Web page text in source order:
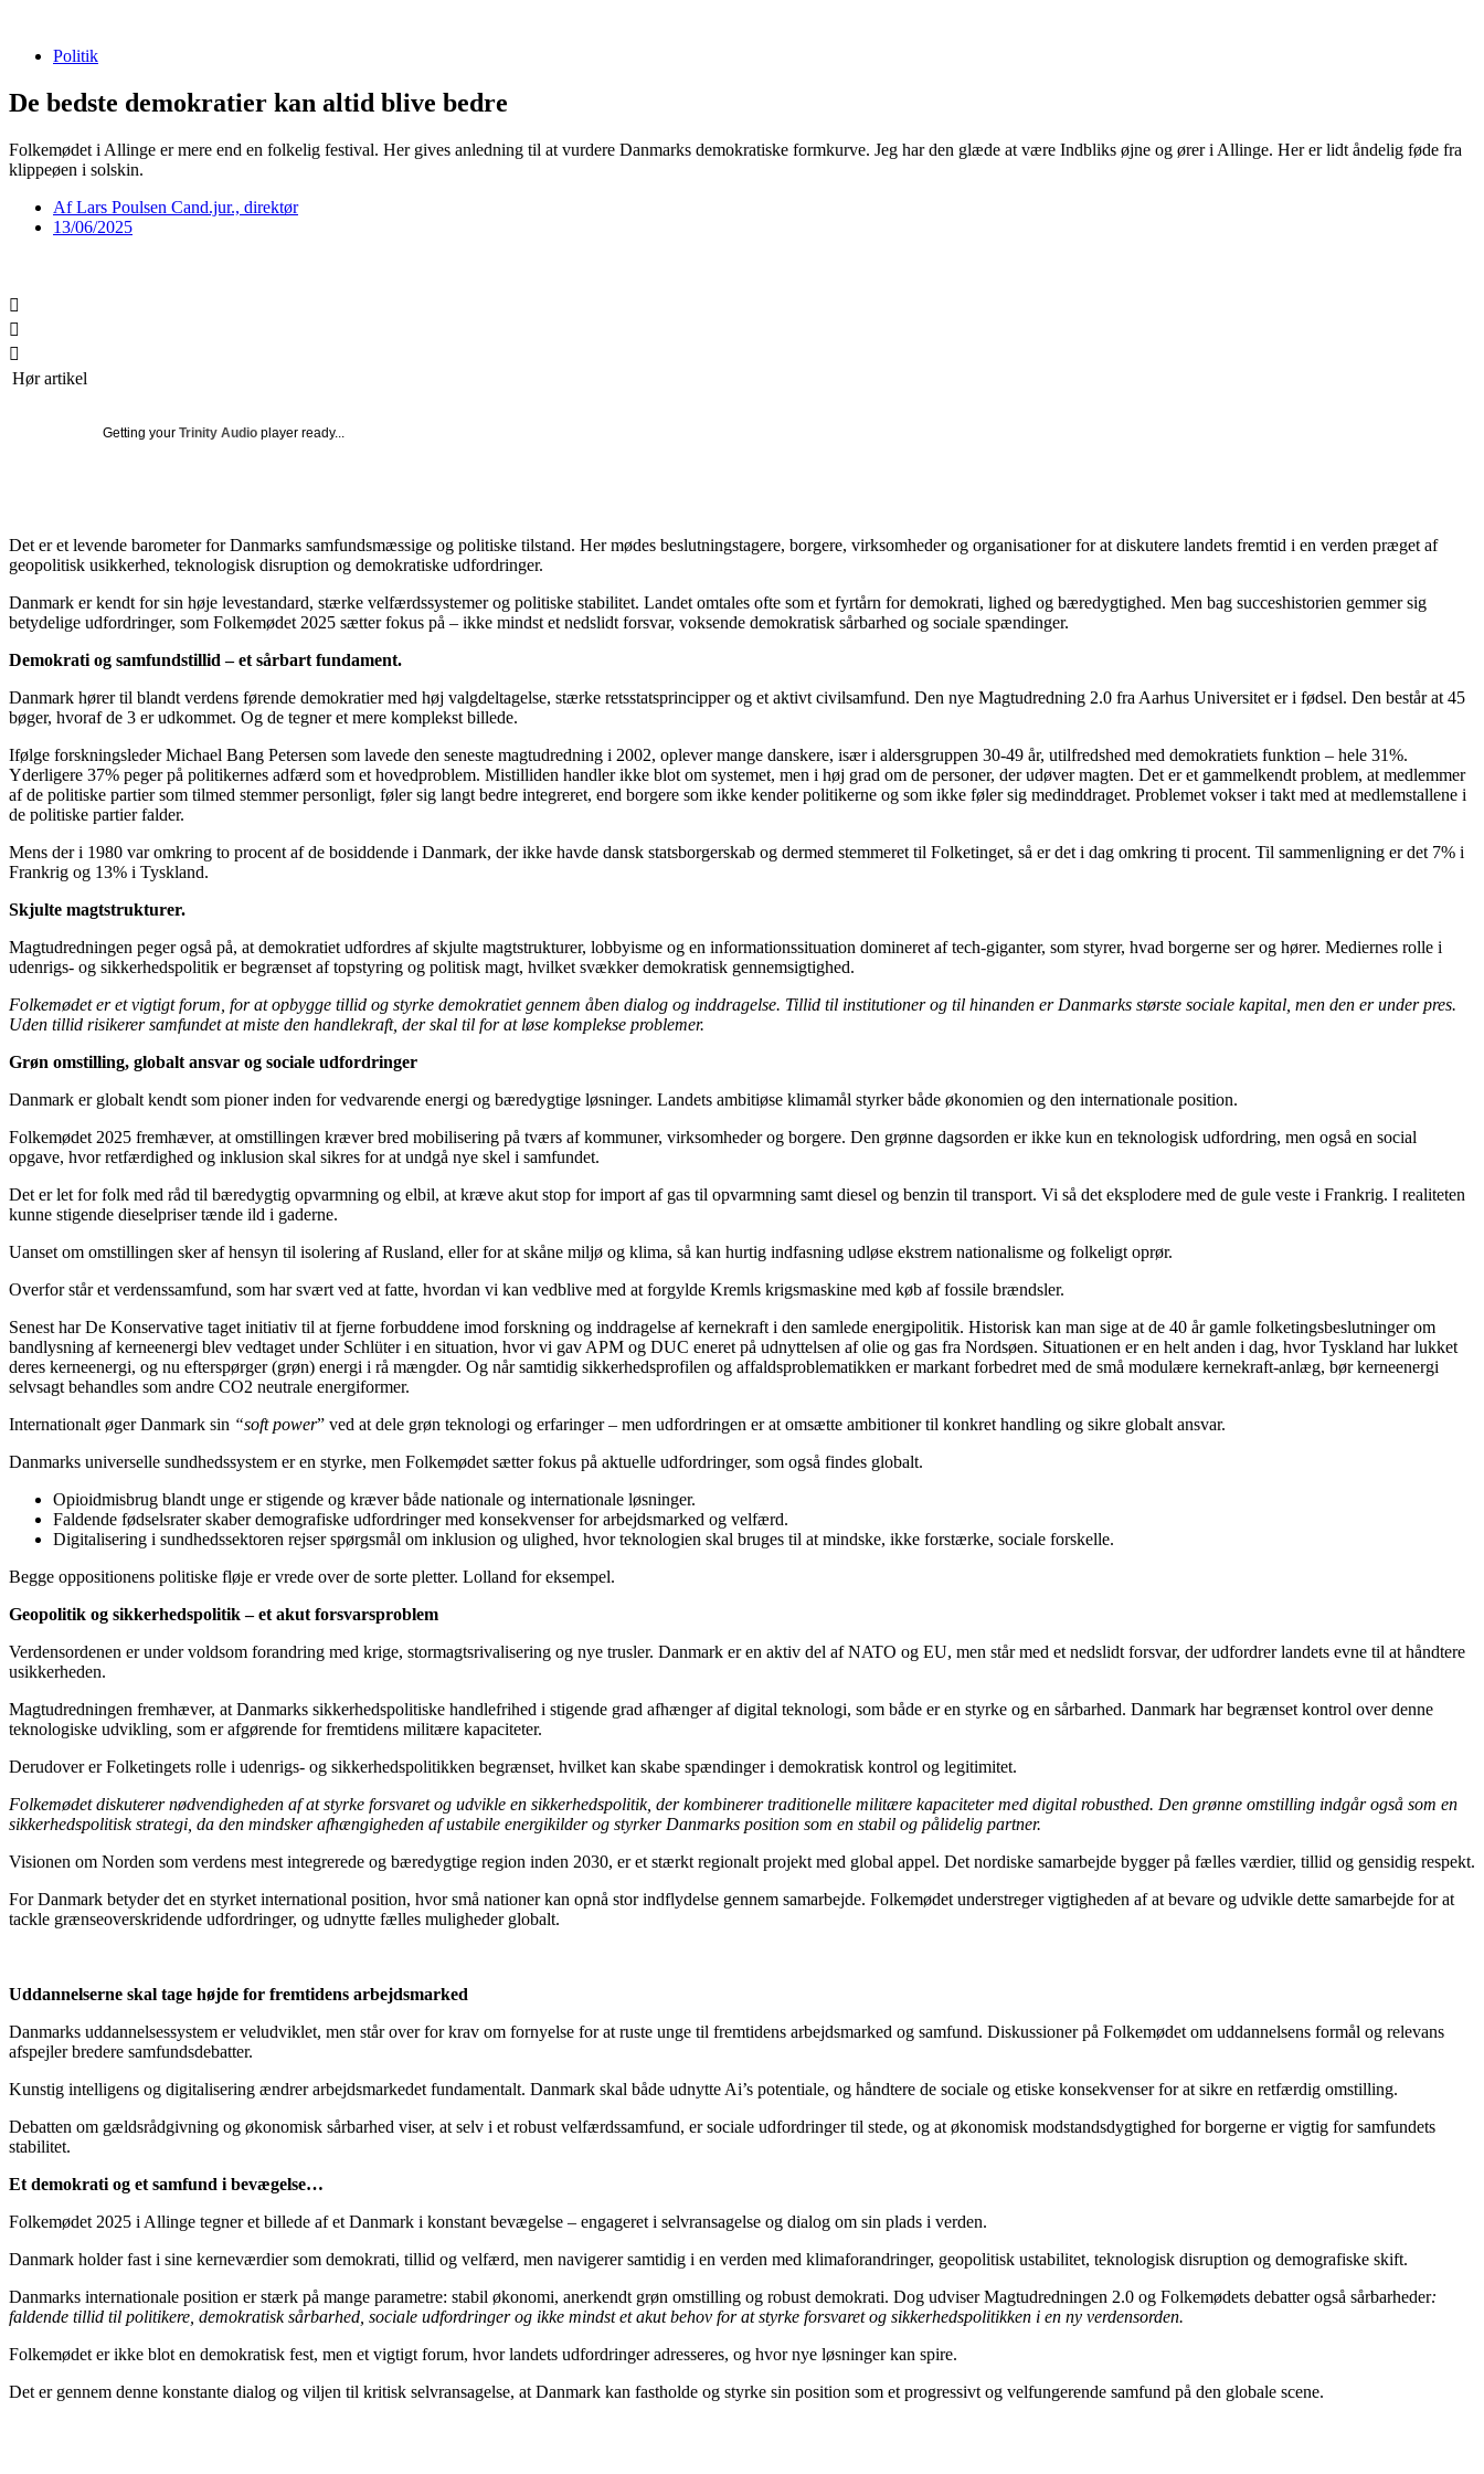
indholdPolitik
De bedste demokratier kan altid blive bedre
Folkemødet i Allinge er mere end en folkelig festival. Her gives anledning til at vurdere Danmarks demokratiske formkurve. Jeg har den glæde at være Indbliks øjne og ører i Allinge. Her er lidt åndelig føde fra
klippeøen i solskin.
AfLars Poulsen Cand.jur., direktør
13/06/2025
Hør artikel
Getting your Trinity Audio player ready...
Det er et levende barometer for Danmarks samfundsmæssige og politiske tilstand. Her mødes beslutningstagere, borgere, virksomheder og organisationer for at diskutere landets fremtid i en verden præget af
geopolitisk usikkerhed, teknologisk disruption og demokratiske udfordringer.
Danmark er kendt for sin høje levestandard, stærke velfærdssystemer og politiske stabilitet. Landet omtales ofte som et fyrtårn for demokrati, lighed og bæredygtighed. Men bag succeshistorien gemmer sig
betydelige udfordringer, som Folkemødet 2025 sætter fokus på – ikke mindst et nedslidt forsvar, voksende demokratisk sårbarhed og sociale spændinger.
Demokrati og samfundstillid – et sårbart fundament.
Danmark hører til blandt verdens førende demokratier med høj valgdeltagelse, stærke retsstatsprincipper og et aktivt civilsamfund. Den nye Magtudredning 2.0 fra Aarhus Universitet er i fødsel. Den består at 45
bøger, hvoraf de 3 er udkommet. Og de tegner et mere komplekst billede.
Ifølge forskningsleder Michael Bang Petersen som lavede den seneste magtudredning i 2002, oplever mange danskere, især i aldersgruppen 30-49 år, utilfredshed med demokratiets funktion – hele 31%.
Yderligere 37% peger på politikernes adfærd som et hovedproblem. Mistilliden handler ikke blot om systemet, men i høj grad om de personer, der udøver magten. Det er et gammelkendt problem, at medlemmer
af de politiske partier som tilmed stemmer personligt, føler sig langt bedre integreret, end borgere som ikke kender politikerne og som ikke føler sig medinddraget. Problemet vokser i takt med at medlemstallene i
de politiske partier falder.
Mens der i 1980 var omkring to procent af de bosiddende i Danmark, der ikke havde dansk statsborgerskab og dermed stemmeret til Folketinget, så er det i dag omkring ti procent. Til sammenligning er det 7% i
Frankrig og 13% i Tyskland.
Skjulte magtstrukturer.
Magtudredningen peger også på, at demokratiet udfordres af skjulte magtstrukturer, lobbyisme og en informationssituation domineret af tech-giganter, som styrer, hvad borgerne ser og hører. Mediernes rolle i
udenrigs- og sikkerhedspolitik er begrænset af topstyring og politisk magt, hvilket svækker demokratisk gennemsigtighed.
Folkemødet er et vigtigt forum, for at opbygge tillid og styrke demokratiet gennem åben dialog og inddragelse. Tillid til institutioner og til hinanden er Danmarks største sociale kapital, men den er under pres.
Uden tillid risikerer samfundet at miste den handlekraft, der skal til for at løse komplekse problemer.
Grøn omstilling, globalt ansvar og sociale udfordringer
Danmark er globalt kendt som pioner inden for vedvarende energi og bæredygtige løsninger. Landets ambitiøse klimamål styrker både økonomien og den internationale position.
Folkemødet 2025 fremhæver, at omstillingen kræver bred mobilisering på tværs af kommuner, virksomheder og borgere. Den grønne dagsorden er ikke kun en teknologisk udfordring, men også en social
opgave, hvor retfærdighed og inklusion skal sikres for at undgå nye skel i samfundet.
Det er let for folk med råd til bæredygtig opvarmning og elbil, at kræve akut stop for import af gas til opvarmning samt diesel og benzin til transport. Vi så det eksplodere med de gule veste i Frankrig. I realiteten
kunne stigende dieselpriser tænde ild i gaderne.
Uanset om omstillingen sker af hensyn til isolering af Rusland, eller for at skåne miljø og klima, så kan hurtig indfasning udløse ekstrem nationalisme og folkeligt oprør.
Overfor står et verdenssamfund, som har svært ved at fatte, hvordan vi kan vedblive med at forgylde Kremls krigsmaskine med køb af fossile brændsler.
Senest har De Konservative taget initiativ til at fjerne forbuddene imod forskning og inddragelse af kernekraft i den samlede energipolitik. Historisk kan man sige at de 40 år gamle folketingsbeslutninger om
bandlysning af kerneenergi blev vedtaget under Schlüter i en situation, hvor vi gav APM og DUC eneret på udnyttelsen af olie og gas fra Nordsøen. Situationen er en helt anden i dag, hvor Tyskland har lukket
deres kerneenergi, og nu efterspørger (grøn) energi i rå mængder. Og når samtidig sikkerhedsprofilen og affaldsproblematikken er markant forbedret med de små modulære kernekraft-anlæg, bør kerneenergi
selvsagt behandles som andre CO2 neutrale energiformer.
Internationalt øger Danmark sin “soft power” ved at dele grøn teknologi og erfaringer – men udfordringen er at omsætte ambitioner til konkret handling og sikre globalt ansvar.
Danmarks universelle sundhedssystem er en styrke, men Folkemødet sætter fokus på aktuelle udfordringer, som også findes globalt.
Opioidmisbrug blandt unge er stigende og kræver både nationale og internationale løsninger.
Faldende fødselsrater skaber demografiske udfordringer med konsekvenser for arbejdsmarked og velfærd.
Digitalisering i sundhedssektoren rejser spørgsmål om inklusion og ulighed, hvor teknologien skal bruges til at mindske, ikke forstærke, sociale forskelle.
Begge oppositionens politiske fløje er vrede over de sorte pletter. Lolland for eksempel.
Geopolitik og sikkerhedspolitik – et akut forsvarsproblem
Verdensordenen er under voldsom forandring med krige, stormagtsrivalisering og nye trusler. Danmark er en aktiv del af NATO og EU, men står med et nedslidt forsvar, der udfordrer landets evne til at håndtere
usikkerheden.
Magtudredningen fremhæver, at Danmarks sikkerhedspolitiske handlefrihed i stigende grad afhænger af digital teknologi, som både er en styrke og en sårbarhed. Danmark har begrænset kontrol over denne
teknologiske udvikling, som er afgørende for fremtidens militære kapaciteter.
Derudover er Folketingets rolle i udenrigs- og sikkerhedspolitikken begrænset, hvilket kan skabe spændinger i demokratisk kontrol og legitimitet.
Folkemødet diskuterer nødvendigheden af at styrke forsvaret og udvikle en sikkerhedspolitik, der kombinerer traditionelle militære kapaciteter med digital robusthed. Den grønne omstilling indgår også som en
sikkerhedspolitisk strategi, da den mindsker afhængigheden af ustabile energikilder og styrker Danmarks position som en stabil og pålidelig partner.
Visionen om Norden som verdens mest integrerede og bæredygtige region inden 2030, er et stærkt regionalt projekt med global appel. Det nordiske samarbejde bygger på fælles værdier, tillid og gensidig respekt.
For Danmark betyder det en styrket international position, hvor små nationer kan opnå stor indflydelse gennem samarbejde. Folkemødet understreger vigtigheden af at bevare og udvikle dette samarbejde for at
tackle grænseoverskridende udfordringer, og udnytte fælles muligheder globalt.
Uddannelserne skal tage højde for fremtidens arbejdsmarked
Danmarks uddannelsessystem er veludviklet, men står over for krav om fornyelse for at ruste unge til fremtidens arbejdsmarked og samfund. Diskussioner på Folkemødet om uddannelsens formål og relevans
afspejler bredere samfundsdebatter.
Kunstig intelligens og digitalisering ændrer arbejdsmarkedet fundamentalt. Danmark skal både udnytte Ai’s potentiale, og håndtere de sociale og etiske konsekvenser for at sikre en retfærdig omstilling.
Debatten om gældsrådgivning og økonomisk sårbarhed viser, at selv i et robust velfærdssamfund, er sociale udfordringer til stede, og at økonomisk modstandsdygtighed for borgerne er vigtig for samfundets
stabilitet.
Et demokrati og et samfund i bevægelse…
Folkemødet 2025 i Allinge tegner et billede af et Danmark i konstant bevægelse – engageret i selvransagelse og dialog om sin plads i verden.
Danmark holder fast i sine kerneværdier som demokrati, tillid og velfærd, men navigerer samtidig i en verden med klimaforandringer, geopolitisk ustabilitet, teknologisk disruption og demografiske skift.
Danmarks internationale position er stærk på mange parametre: stabil økonomi, anerkendt grøn omstilling og robust demokrati. Dog udviser Magtudredningen 2.0 og Folkemødets debatter også sårbarheder:
faldende tillid til politikere, demokratisk sårbarhed, sociale udfordringer og ikke mindst et akut behov for at styrke forsvaret og sikkerhedspolitikken i en ny verdensorden.
Folkemødet er ikke blot en demokratisk fest, men et vigtigt forum, hvor landets udfordringer adresseres, og hvor nye løsninger kan spire.
Det er gennem denne konstante dialog og viljen til kritisk selvransagelse, at Danmark kan fastholde og styrke sin position som et progressivt og velfungerende samfund på den globale scene.